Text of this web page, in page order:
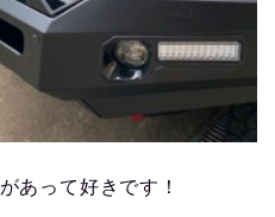
があって好きです！